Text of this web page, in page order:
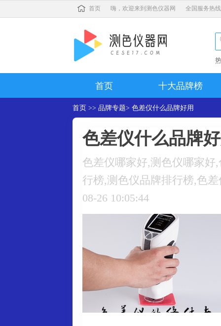
首页 嗨，欢迎来到测色仪器网 全国服务热
首页 十大品牌榜
首页 >> 品牌专题> 色差仪什么品牌好用
色差仪什么品牌
色差仪哪家好,测色仪哪家好
行榜,测色仪品牌排行榜,色差
08-26 10:05:44